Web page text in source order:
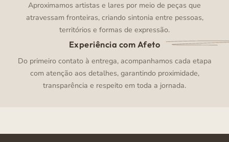
Aproximamos artistas e lares por meio de peças que
atravessam fronteiras, criando sintonia entre pessoas,
territórios e formas de expressão.
Experiência com Afeto
Do primeiro contato à entrega, acompanhamos cada etapa
com atenção aos detalhes, garantindo proximidade,
transparência e respeito em toda a jornada.